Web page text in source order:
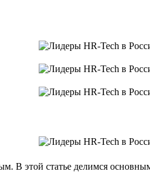
В этой статье делимся